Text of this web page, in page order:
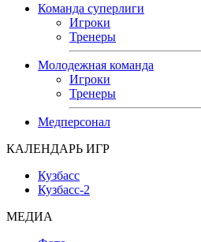
Команда суперлиги
Игроки
Тренеры
Молодежная команда
Игроки
Тренеры
Медперсонал
КАЛЕНДАРЬ ИГР
Кузбасс
Кузбасс-2
МЕДИА